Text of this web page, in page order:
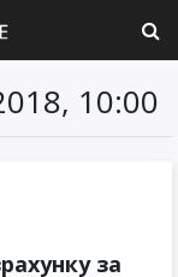
10:00
за